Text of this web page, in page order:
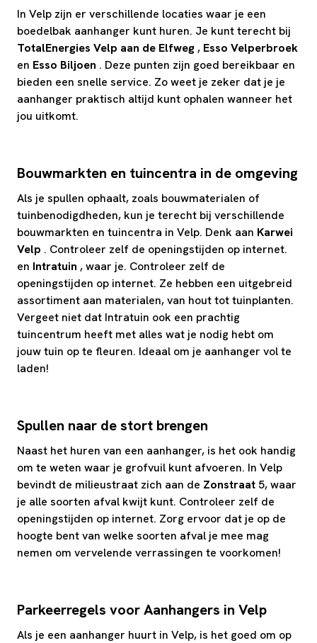
In Velp zijn er verschillende locaties waar je een
boedelbak aanhanger kunt huren. Je kunt terecht bij
TotalEnergies Velp aan de Elfweg , Esso Velperbroek
en Esso Biljoen . Deze punten zijn goed bereikbaar en
bieden een snelle service. Zo weet je zeker dat je je
aanhanger praktisch altijd kunt ophalen wanneer het
jou uitkomt.
Bouwmarkten en tuincentra in de omgeving
Als je spullen ophaalt, zoals bouwmaterialen of
tuinbenodigdheden, kun je terecht bij verschillende
bouwmarkten en tuincentra in Velp. Denk aan Karwei
Velp . Controleer zelf de openingstijden op internet.
en Intratuin , waar je. Controleer zelf de
openingstijden op internet. Ze hebben een uitgebreid
assortiment aan materialen, van hout tot tuinplanten.
Vergeet niet dat Intratuin ook een prachtig
tuincentrum heeft met alles wat je nodig hebt om
jouw tuin op te fleuren. Ideaal om je aanhanger vol te
laden!
Spullen naar de stort brengen
Naast het huren van een aanhanger, is het ook handig
om te weten waar je grofvuil kunt afvoeren. In Velp
bevindt de milieustraat zich aan de Zonstraat 5, waar
je alle soorten afval kwijt kunt. Controleer zelf de
openingstijden op internet. Zorg ervoor dat je op de
hoogte bent van welke soorten afval je mee mag
nemen om vervelende verrassingen te voorkomen!
Parkeerregels voor Aanhangers in Velp
Als je een aanhanger huurt in Velp, is het goed om op